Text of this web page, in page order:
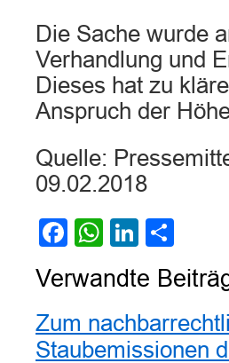
Die Sache wurde
Verhandlung und
Dieses hat zu
Anspruch der
Quelle:
09.02.2018
Facebook
WhatsApp
Verwandte
Zum
Staubemissionen